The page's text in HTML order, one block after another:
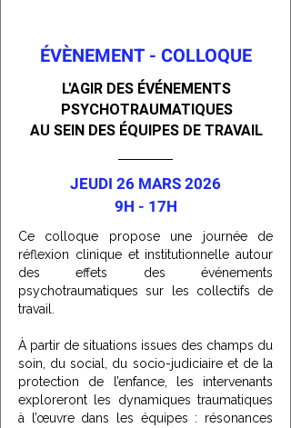
ÉVÈNEMENT - COLLOQUE
L'AGIR DES ÉVÉNEMENTS
PSYCHOTRAUMATIQUES
AU SEIN DES ÉQUIPES DE TRAVAIL
JEUDI 26 MARS 2026
9H - 17H
Ce colloque propose une journée de
réflexion clinique et institutionnelle autour
des effets des événements
psychotraumatiques sur les collectifs de
travail.
À partir de situations issues des champs du
soin, du social, du socio-judiciaire et de la
protection de l’enfance, les intervenants
exploreront les dynamiques traumatiques
à l’œuvre dans les équipes : résonances